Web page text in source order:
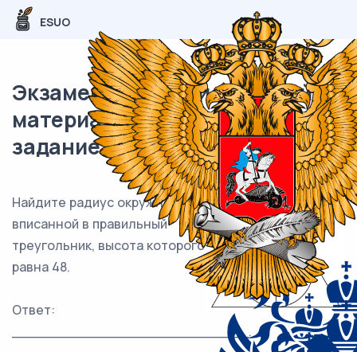
ESUO
Экзаменационный (типовой)
материал ЕГЭ / профиль / 01
задание (24) / 132
Найдите радиус окружности,
вписанной в правильный
треугольник, высота которого
равна 48.
Ответ:
___________________________.